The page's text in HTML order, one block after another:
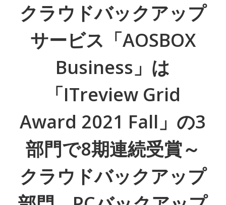
クラウドバックアップ
サービス「AOSBOX
Business」は
「ITreview Grid
Award 2021 Fall」の3
部門で8期連続受賞～
クラウドバックアップ